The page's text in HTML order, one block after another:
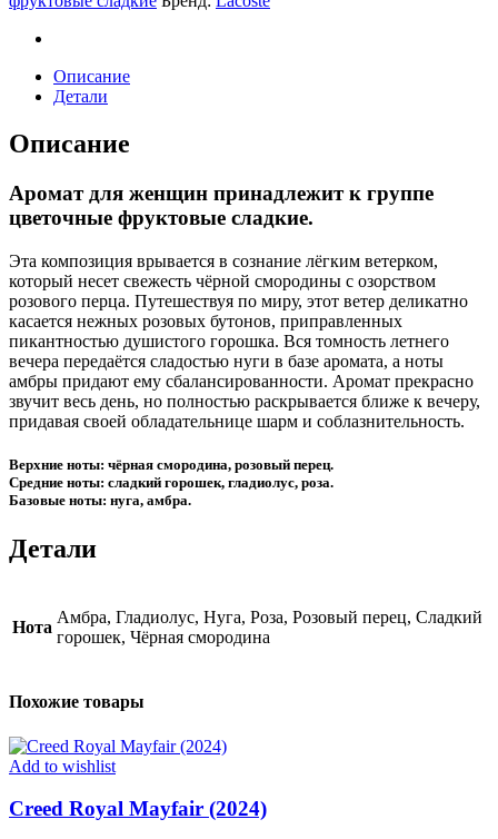
quantity
Описание
Детали
Описание
Аромат для женщин принадлежит к группе
цветочные фруктовые сладкие.
Эта композиция врывается в сознание лёгким ветерком,
который несет свежесть чёрной смородины с озорством
розового перца. Путешествуя по миру, этот ветер деликатно
касается нежных розовых бутонов, приправленных
пикантностью душистого горошка. Вся томность летнего
вечера передаётся сладостью нуги в базе аромата, а ноты
амбры придают ему сбалансированности. Аромат прекрасно
звучит весь день, но полностью раскрывается ближе к вечеру,
придавая своей обладательнице шарм и соблазнительность.
Верхние ноты: чёрная смородина, розовый перец.
Средние ноты: сладкий горошек, гладиолус, роза.
Базовые ноты: нуга, амбра.
Детали
Нота
Амбра, Гладиолус, Нуга, Роза, Розовый перец, Сладкий
горошек, Чёрная смородина
Похожие товары
Add to wishlist
Creed Royal Mayfair (2024)